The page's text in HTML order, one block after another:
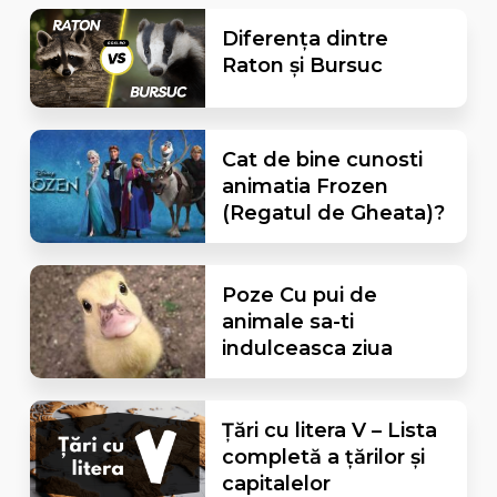
Diferența dintre
Raton și Bursuc
Cat de bine cunosti
animatia Frozen
(Regatul de Gheata)?
Poze Cu pui de
animale sa-ti
indulceasca ziua
Țări cu litera V – Lista
completă a țărilor și
capitalelor